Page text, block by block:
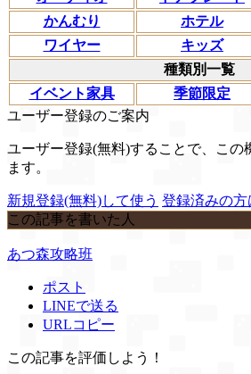
かんむり
ホテル
ワイヤー
キッズ
種類別一覧
イベント家具
季節限定
ユーザー登録のご案内
ユーザー登録(無料)することで、この
ます。
新規登録(無料)して使う 登録済みの方
この記事を書いた人
あつ森攻略班
ポスト
LINEで送る
URLコピー
この記事を評価しよう！